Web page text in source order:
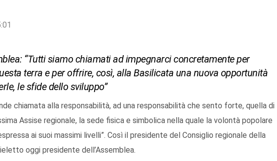
“Tutti siamo chiamati ad impegnarci concretamente per
terra e per offrire, così, alla Basilicata una nuova opportunità
le sfide dello sviluppo”
chiamata alla responsabilità, ad una responsabilità che sento forte, quella di
Assise regionale, la sede fisica e simbolica nella quale la volontà popolare
ai suoi massimi livelli”. Così il presidente del Consiglio regionale della
oggi presidente dell’Assemblea.